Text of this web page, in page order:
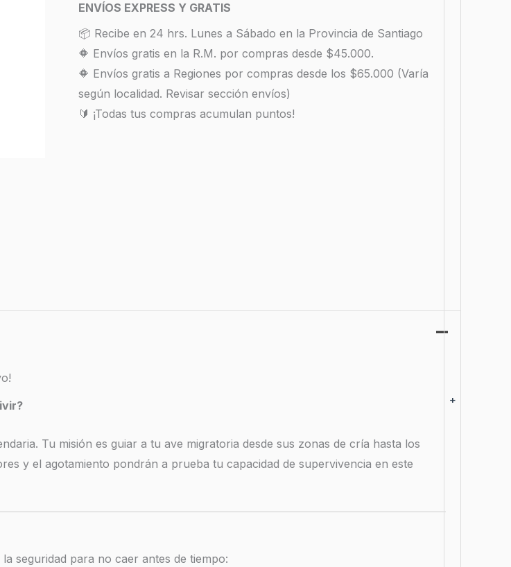
+
ENVÍOS EXPRESS Y GRATIS
📦 Recibe en 24 hrs. Lunes a Sábado en la Provincia de Santiago
🔶 Envíos gratis en la R.M. por compras desde $45.000.
🔶 Envíos gratis a Regiones por compras desde los $65.000 (Varía
según localidad. Revisar sección envíos)
🔰 ¡Todas tus compras acumulan puntos!
Tu misión es guiar a tu ave migratoria desde sus zonas de cría hasta los
y el agotamiento pondrán a prueba tu capacidad de supervivencia en este
seguridad para no caer antes de tiempo: